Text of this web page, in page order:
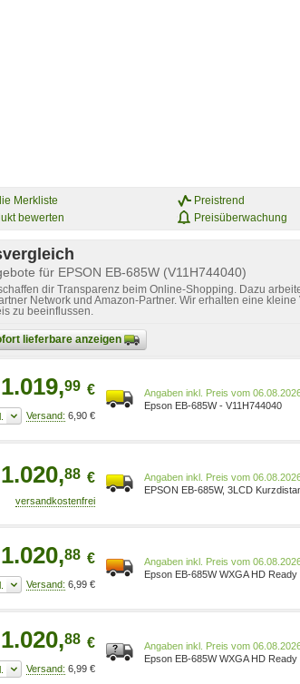
Merkliste
bewerten
Preistrend
Preisüberwachung
für EPSON EB-685W (V11H744040)
dir Transparenz beim Online-Shopping. Dazu
Network und Amazon-Partner. Wir erhalten eine
zu beeinflussen.
lieferbare anzeigen
1.019,99 €
6,90 €
Preis vom
Epson EB-685W - V11H744040
1.020,88 €
Preis vom
EPSON EB-685W, 3LCD
1.020,88 €
6,99 €
Preis vom
Epson EB-685W WXGA HD
1.020,88 €
6,99 €
Preis vom
Epson EB-685W WXGA HD